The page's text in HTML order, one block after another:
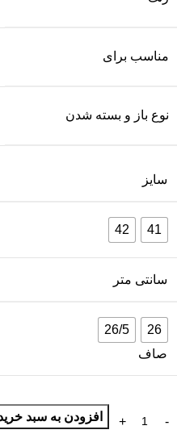
مناسب برای
نوع باز و بسته شدن
سایز
41
42
سانتی متر
26
26/5
صاف
افزودن به سبد